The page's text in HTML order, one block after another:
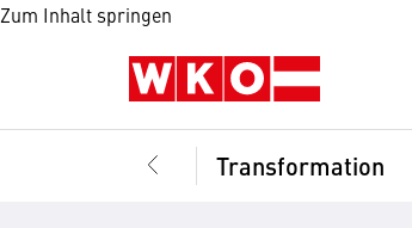
Zum Inhalt springen
Transformation